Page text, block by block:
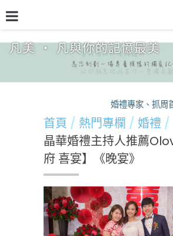
凡美 ‧ 凡與你的記憶最美
婚禮專家、抓周
首頁 熱門專欄 婚禮
晶華婚禮主持人推薦
府 喜宴】《晚宴》